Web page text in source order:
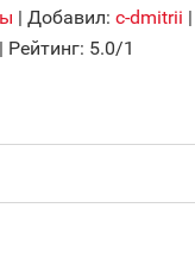
| Добавил: c-dmitrii |
| Рейтинг: 5.0/1